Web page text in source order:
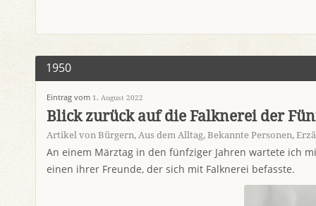
1950
Eintrag vom 1. August 2022
Blick zurück auf die Falknerei der
Artikel von Bürgern, Aus dem Alltag, Bekannte Personen,
An einem Märztag in den fünfziger Jahren wartete ich
einen ihrer Freunde, der sich mit Falknerei befasste.